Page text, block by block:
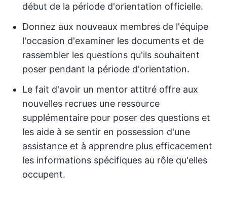
début de la période d'orientation officielle.
Donnez aux nouveaux membres de l'équipe
l'occasion d'examiner les documents et de
rassembler les questions qu'ils souhaitent
poser pendant la période d'orientation.
Le fait d'avoir un mentor attitré offre aux
nouvelles recrues une ressource
supplémentaire pour poser des questions et
les aide à se sentir en possession d'une
assistance et à apprendre plus efficacement
les informations spécifiques au rôle qu'elles
occupent.